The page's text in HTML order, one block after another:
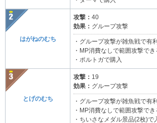
はがねのむち
攻撃： 40
効果： グループ攻撃
・グループ攻撃が雑魚戦で有利
・MP消費なしで範囲攻撃でき
・ポルトガで購入
とげのむち
攻撃： 19
効果： グループ攻撃
・グループ攻撃が雑魚戦で有利
・MP消費なしで範囲攻撃でき
・ちいさなメダル景品(2枚)で